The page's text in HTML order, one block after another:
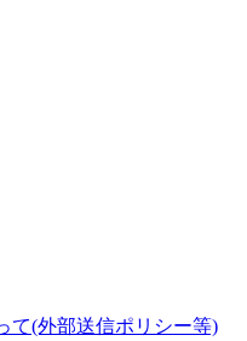
て(外部送信ポリシー等)